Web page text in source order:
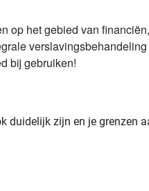
op het gebied van
verslavingsbehandeling
bij gebruiken!
duidelijk zijn en je grenzen